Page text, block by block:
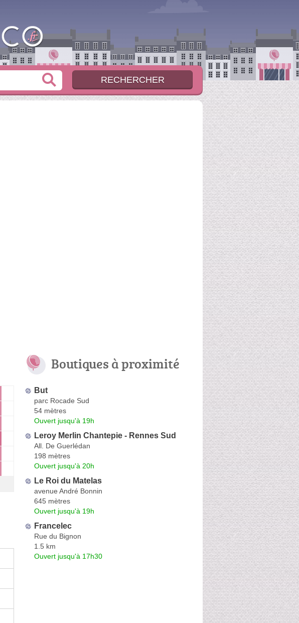
Boutiques à proximité
But
parc Rocade Sud
54 mètres
Ouvert jusqu'à 19h
Leroy Merlin Chantepie - Rennes Sud
All. De Guerlédan
198 mètres
Ouvert jusqu'à 20h
Le Roi du Matelas
avenue André Bonnin
645 mètres
Ouvert jusqu'à 19h
Francelec
Rue du Bignon
1.5 km
Ouvert jusqu'à 17h30